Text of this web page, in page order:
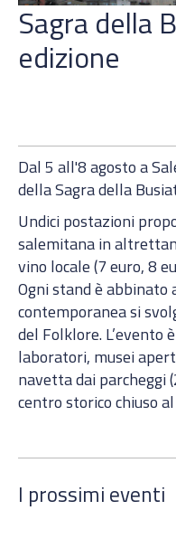
Sagra della
edizione
Dal 5 all'8 agosto a
della Sagra della
Undici postazioni
salemitana in
vino locale (7 euro, 8
Ogni stand è abbinato
contemporanea si
del Folklore. L’evento
laboratori, musei
navetta dai parcheggi
centro storico chiuso
I prossimi eventi